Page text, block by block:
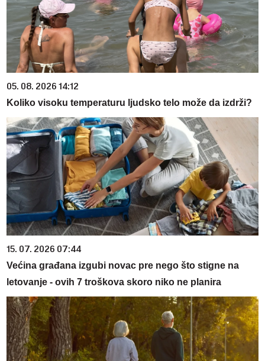
05. 08. 2026 14:12
Koliko visoku temperaturu ljudsko telo može da izdrži?
15. 07. 2026 07:44
Većina građana izgubi novac pre nego što stigne na
letovanje - ovih 7 troškova skoro niko ne planira